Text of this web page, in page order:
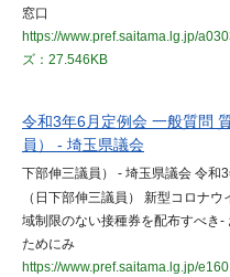
窓口
https://www.pref.saitama.lg.jp/
ズ：27.546KB
令和3年6月定例会 一般質問
員） - 埼玉県議会
下部伸三議員） - 埼玉県議会 令和
（日下部伸三議員） 新型コロナウ
域制限のない接種券を配布すべき
ためにみ
https://www.pref.saitama.lg.jp/